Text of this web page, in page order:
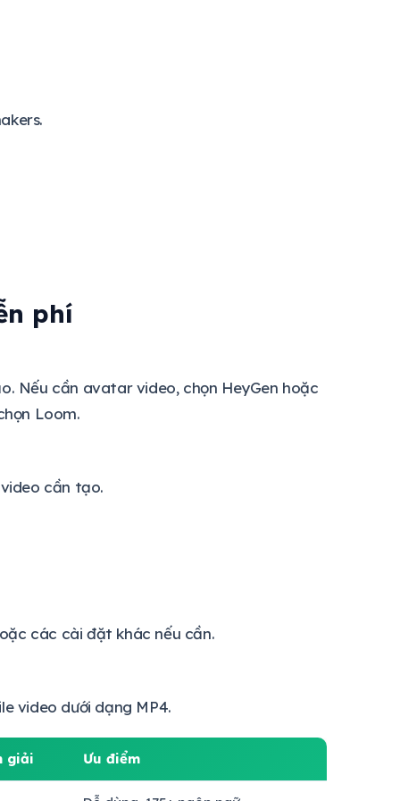
phí
Nếu cần avatar video, chọn HeyGen hoặc
Loom.
cần tạo.
các cài đặt khác nếu cần.
video dưới dạng MP4.
giải Ưu điểm